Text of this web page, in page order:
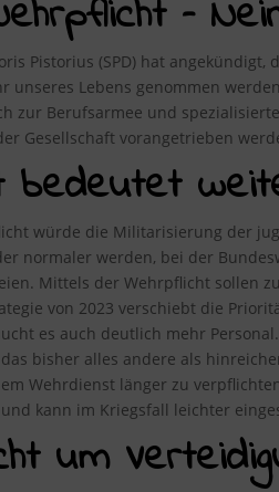
–
Pistorius (SPD) hat
unseres Lebens genommen
zur Berufsarmee und
Gesellschaft vorangetrieben
bedeutet
würde die Militarisierung der
normaler werden, bei der
Mittels der Wehrpflicht sollen
von 2023 verschiebt die
es auch deutlich mehr
bisher alles andere als
Wehrdienst länger zu
kann im Kriegsfall leichter
um